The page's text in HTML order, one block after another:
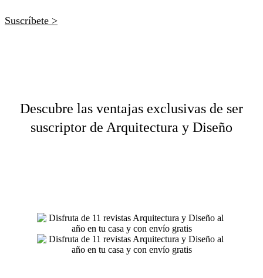
Suscríbete >
Descubre las ventajas exclusivas de ser
suscriptor de Arquitectura y Diseño